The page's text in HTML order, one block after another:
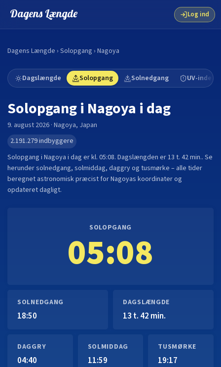
Dagens Længde Log ind
Dagens Længde › Solopgang › Nagoya
Dagslængde Solopgang Solnedgang UV-indeks
Solopgang i Nagoya i dag
9. august 2026 · Nagoya, Japan
2.191.279indbyggere
Solopgang i Nagoya i dag er kl. 05:08. Dagslængden er13 t. 42 min.. Se
herunder solnedgang, solmiddag, daggry og tusmørke – alle tider
beregnet astronomisk præcist forNagoyas koordinater og
opdateret dagligt.
SOLOPGANG
05:08
SOLNEDGANG
18:50
DAGSLÆNGDE
13 t. 42 min.
DAGGRY
04:40
SOLMIDDAG
11:59
TUSMØRKE
19:17